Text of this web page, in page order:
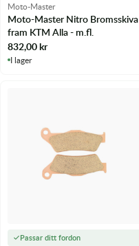
Moto-Master
Moto-Master Nitro Bromsskiva
fram KTM Alla - m.fl.
832,00kr
I lager
Passar ditt fordon